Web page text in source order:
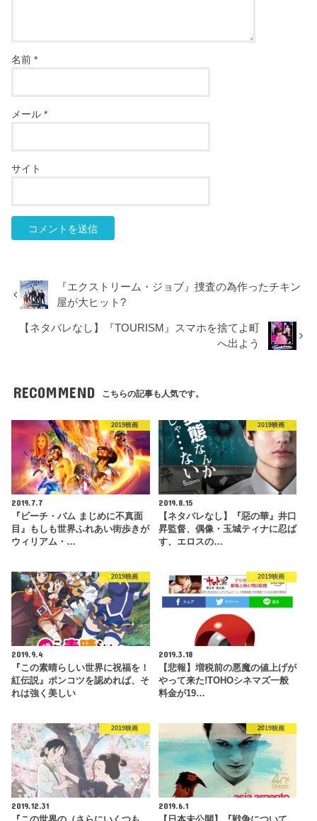
名前*
メール*
サイト
『エクストリーム・ジョブ』捜査の為作ったチキン
屋が大ヒット?
【ネタバレなし】『TOURISM』スマホを捨てよ町
へ出よう
RECOMMEND こちらの記事も人気です。
2019映画
2019.7.7
『ビーチ・バム まじめに不真面
目』もしも世界ふれあい街歩きが
ウィリアム・…
2019映画
2019.8.15
【ネタバレなし】『惡の華』井口
昇監督、偶像・玉城ティナに忍ば
す、エロスの…
2019映画
2019.9.4
『この素晴らしい世界に祝福を！
紅伝説』ポンコツを認めれば、そ
れは強く美しい
2019映画
2019.3.18
【悲報】増税前の悪魔の値上げが
やって来た!TOHOシネマズ一般
料金が19…
2019映画
2019.12.31
2019映画
2019.6.1